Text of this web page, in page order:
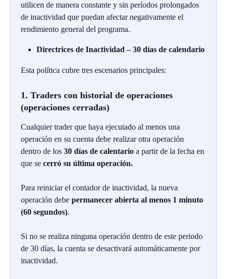
utilicen de manera constante y sin períodos prolongados
de inactividad que puedan afectar negativamente el
rendimiento general del programa.
Directrices de Inactividad – 30 días de calendario
Esta política cubre tres escenarios principales:
1. Traders con historial de operaciones
(operaciones cerradas)
Cualquier trader que haya ejecutado al menos una
operación en su cuenta debe realizar otra operación
dentro de los 30 días de calentario a partir de la fecha en
que se cerró su última operación.
Para reiniciar el contador de inactividad, la nueva
operación debe permanecer abierta al menos 1 minuto
(60 segundos).
Si no se realiza ninguna operación dentro de este periodo
de 30 días, la cuenta se desactivará automáticamente por
inactividad.